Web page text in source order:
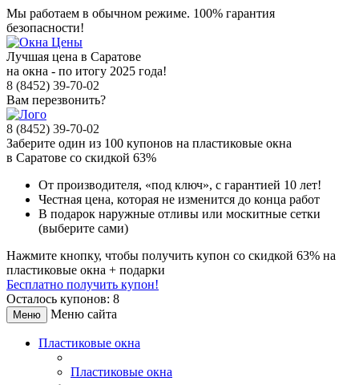
Мы работаем в обычном режиме. 100% гарантия
безопасности!
Лучшая цена в Саратове
на окна - по итогу 2025 года!
8 (8452) 39-70-02
Вам перезвонить?
8 (8452) 39-70-02
Заберите один из 100 купонов на пластиковые окна
в Саратове со скидкой 63%
От производителя, «под ключ», с гарантией 10 лет!
Честная цена, которая не изменится до конца работ
В подарок наружные отливы или москитные сетки
(выберите сами)
Нажмите кнопку, чтобы получить купон со скидкой 63% на
пластиковые окна + подарки
Бесплатно получить купон!
Осталось купонов: 8
Меню Меню сайта
Пластиковые окна
Пластиковые окна